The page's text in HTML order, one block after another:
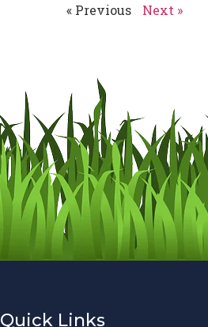
« Previous Next »
Quick Links